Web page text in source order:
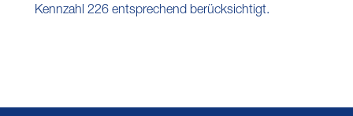
Kennzahl 226 entsprechend berücksichtigt.